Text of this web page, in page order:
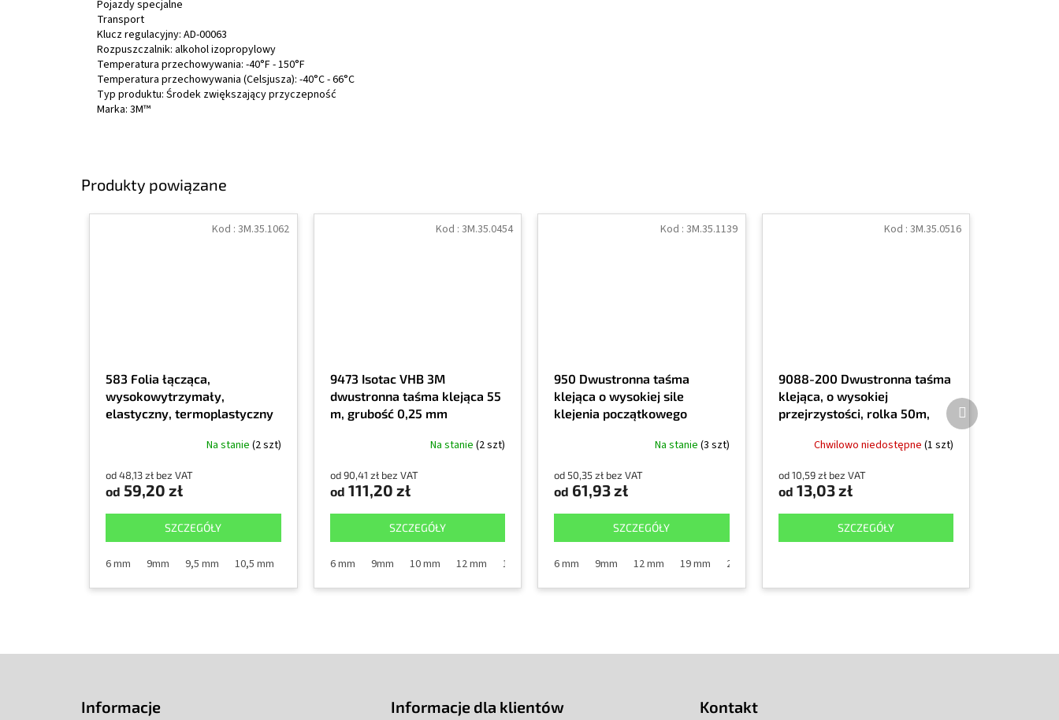
Produkty powiązane
583 Folia łącząca,
wysokowytrzymały,
elastyczny, termoplastyczny
Na stanie (2 szt)
od 48,13 zł bez VAT
od 59,20 zł
SZCZEGÓŁY
6 mm 9mm 9,5 mm 10,5 mm 15mm 19 mm 25mm 38mm 75mm 100mm 150mm 250mm
Kod : 3M.35.1062
9473 Isotac VHB 3M
dwustronna taśma klejąca 55
m, grubość 0,25 mm
Na stanie (2 szt)
od 90,41 zł bez VAT
od 111,20 zł
SZCZEGÓŁY
6 mm 9mm 10 mm 12 mm 19 mm 25mm 40mm 50mm 610mm
Kod : 3M.35.0454
950 Dwustronna taśma
klejąca o wysokiej sile
klejenia początkowego
Na stanie (3 szt)
od 50,35 zł bez VAT
od 61,93 zł
SZCZEGÓŁY
6 mm 9mm 12 mm 19 mm 25mm
Kod : 3M.35.1139
9088-200 Dwustronna taśma
klejąca, o wysokiej
przejrzystości, rolka 50m,
Chwilowo niedostępne (1 szt)
od 10,59 zł bez VAT
od 13,03 zł
SZCZEGÓŁY
Kod : 3M.35.0516
Produkt
następny
Pojazdy specjalne
Transport
Klucz regulacyjny: AD-00063
Rozpuszczalnik: alkohol izopropylowy
Temperatura przechowywania: -40°F - 150°F
Temperatura przechowywania (Celsjusza): -40°C - 66°C
Typ produktu: Środek zwiększający przyczepność
Marka: 3M™
Informacje Informacje dla klientów Kontakt